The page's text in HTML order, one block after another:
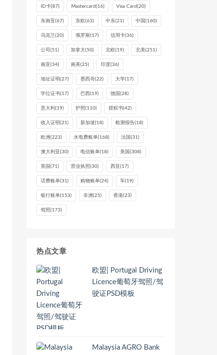
ID卡(87) Mastercard (16) Visa Card (20)
东南亚(67) 东欧(63) 中东(21) 中国 (160)
乌克兰(20) 俄罗斯(17) 信用卡(36)
公司 (51) 加拿大(50) 北欧(19) 北美(251)
南亚(34) 南美(25) 印度(36)
地址证明 (27) 墨西哥(22) 大学(17)
学位证书(17) 巴西(19) 德国 (28)
意大利 (19) 护照(110) 授权书(42)
收入证明 (21) 新加坡(18) 检测报告(18)
欧洲 (223) 水电费账单(168) 法国 (31)
澳大利亚(30) 电信账单(18) 美国 (308)
英国 (71) 营业执照(30) 西亚(17)
话费账单(31) 购物账单(24) 车(19)
银行账单(153) 非洲 (25) 香港(23)
驾照(173)
热点文章
欧盟| Portugal Driving
Licence葡萄牙驾照/驾
驶证PSD模板
Malaysia AGRO Bank